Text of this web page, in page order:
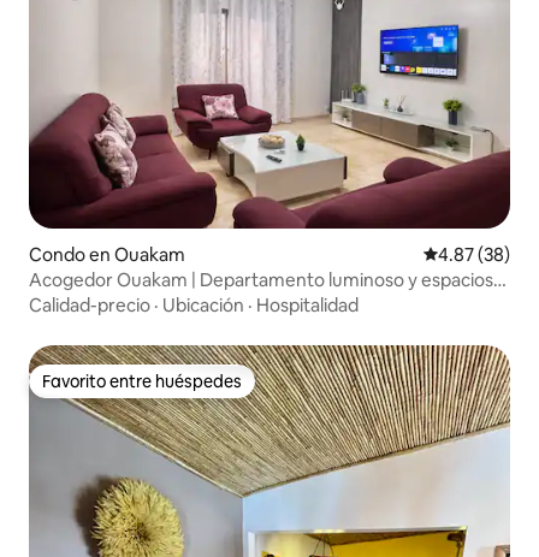
Condo en Ouakam Calificación
4.87 (38)
Acogedor Ouakam | Departamento luminoso y espacioso
de 110 m²
Calidad-precio · Ubicación · Hospitalidad
Favorito entre huéspedes
Favorito entre huéspedes